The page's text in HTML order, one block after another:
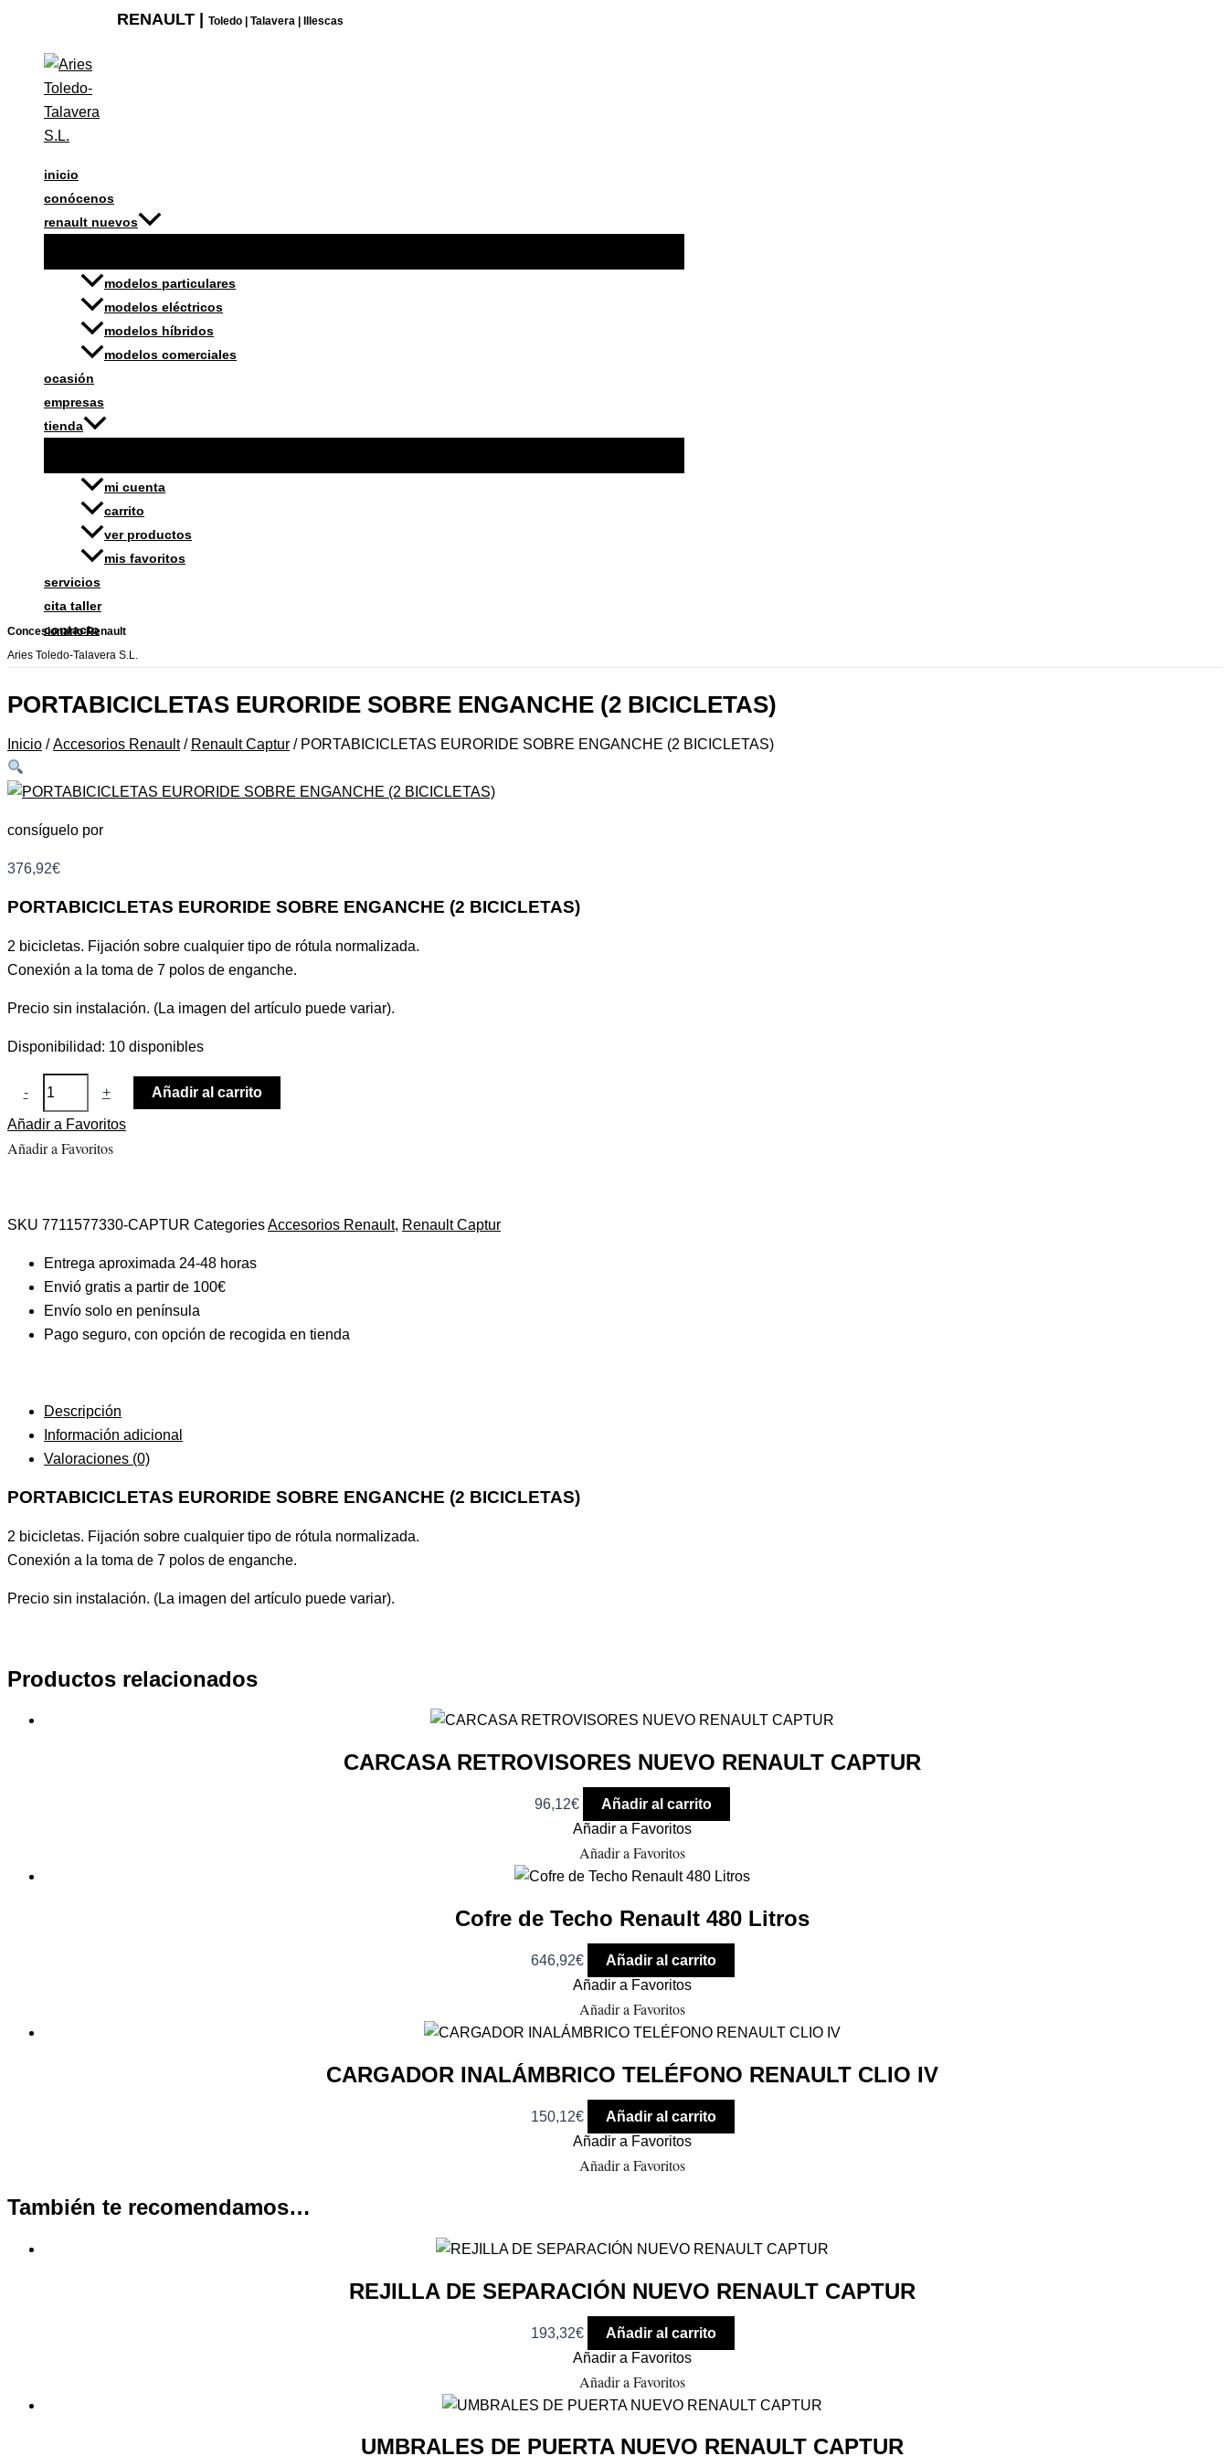
contenido
RENAULT | Toledo | Talavera | Illescas
inicio
conócenos
renault nuevos
modelos particulares
modelos eléctricos
modelos híbridos
modelos comerciales
ocasión
empresas
tienda
mi cuenta
carrito
ver productos
mis favoritos
servicios
cita taller
contacto
Concesionario Renault
Aries Toledo-Talavera S.L.
PORTABICICLETAS EURORIDE SOBRE ENGANCHE (2 BICICLETAS)
Inicio /Accesorios Renault/ Renault Captur / PORTABICICLETAS EURORIDE SOBRE ENGANCHE (2 BICICLETAS)
consíguelo por
376,92€
PORTABICICLETAS EURORIDE SOBRE ENGANCHE (2 BICICLETAS)
2 bicicletas. Fijación sobre cualquier tipo de rótula normalizada.
Conexión a la toma de 7 polos de enganche.
Precio sin instalación. (La imagen del artículo puede variar).
Disponibilidad: 10 disponibles
-
PORTABICICLETAS
SOBRE
ENGANCHE
BICICLETAS)
+ Añadir al carrito
Añadir a Favoritos
Añadir a Favoritos
SKU 7711577330-CAPTUR CategoriesAccesorios Renault, Renault Captur
Entrega aproximada 24-48 horas
Envió gratis a partir de 100€
Envío solo en península
Pago seguro, con opción de recogida en tienda
Descripción
Información adicional
Valoraciones (0)
PORTABICICLETAS EURORIDE SOBRE ENGANCHE (2 BICICLETAS)
2 bicicletas. Fijación sobre cualquier tipo de rótula normalizada.
Conexión a la toma de 7 polos de enganche.
Precio sin instalación. (La imagen del artículo puede variar).
Productos relacionados
CARCASA RETROVISORES NUEVO RENAULT CAPTUR
96,12€
Añadir al carrito
Añadir a Favoritos
Añadir a Favoritos
Cofre de Techo Renault 480 Litros
646,92€
Añadir al carrito
Añadir a Favoritos
Añadir a Favoritos
CARGADOR INALÁMBRICO TELÉFONO RENAULT CLIO IV
150,12€
Añadir al carrito
Añadir a Favoritos
Añadir a Favoritos
También te recomendamos…
REJILLA DE SEPARACIÓN NUEVO RENAULT CAPTUR
193,32€
Añadir al carrito
Añadir a Favoritos
Añadir a Favoritos
UMBRALES DE PUERTA NUEVO RENAULT CAPTUR